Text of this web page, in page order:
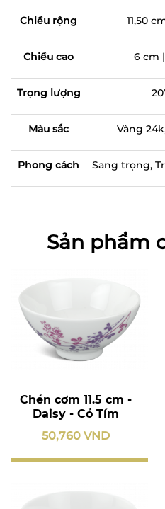
Chiều rộng 11,50
Chiều cao 6 cm
Trọng lượng
Màu sắc Vàng
Phong cách Sang trọng,
Sản phẩm
Chén cơm 11.5 cm -
Daisy - Cỏ Tím
50,760 VND